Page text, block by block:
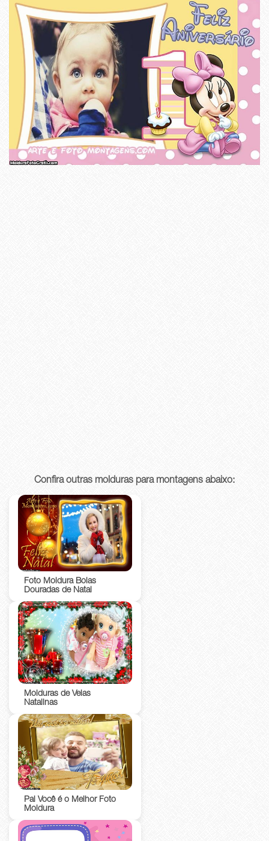
Confira outras molduras para montagens abaixo:
Foto Moldura Bolas
Douradas de Natal
Molduras de Velas
Natalinas
Pai Você é o Melhor Foto
Moldura